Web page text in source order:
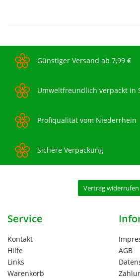
Günstiger Versand ab 7,99 €
Umweltfreundlich verpackt in
Profiqualität vom Niederrhein
Sichere Verpackung
Vertrag widerrufen
Service
Kontakt
Hilfe
Links
Warenkorb
AGB